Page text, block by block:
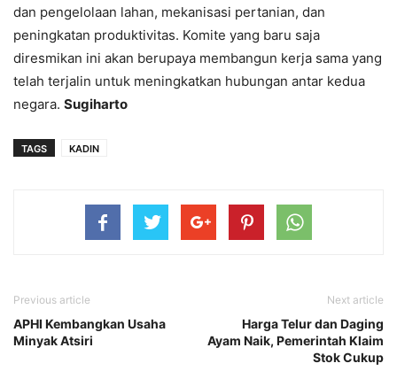
dan pengelolaan lahan, mekanisasi pertanian, dan
peningkatan produktivitas. Komite yang baru saja
diresmikan ini akan berupaya membangun kerja sama yang
telah terjalin untuk meningkatkan hubungan antar kedua
negara. Sugiharto
TAGS KADIN
Previous article
APHI Kembangkan Usaha
Minyak Atsiri
Next article
Harga Telur dan Daging
Ayam Naik, Pemerintah Klaim
Stok Cukup